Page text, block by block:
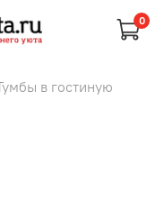
0
в гостиную